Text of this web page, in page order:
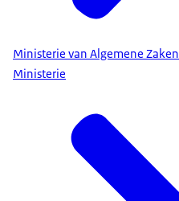
Ministerie van Algemene Zaken
Ministerie